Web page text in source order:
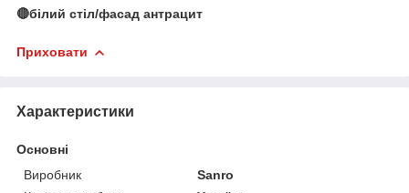
🔴білий стіл/фасад антрацит
Приховати
Характеристики
Основні
Виробник
Sanro